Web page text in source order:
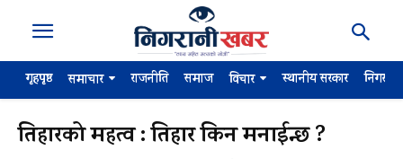
गृहपृष्ठ समाचार राजनीति समाज विचार स्थानीय सरकार
तिहारको महत्व : तिहार किन मनाईन्छ ?